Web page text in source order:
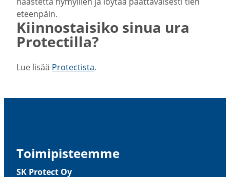
eteenpäin.
Kiinnos­taisiko sinua ura
Protec­tilla?
Lue lisää Protec­tista.
Toimi­pis­teemme
SK Protect Oy